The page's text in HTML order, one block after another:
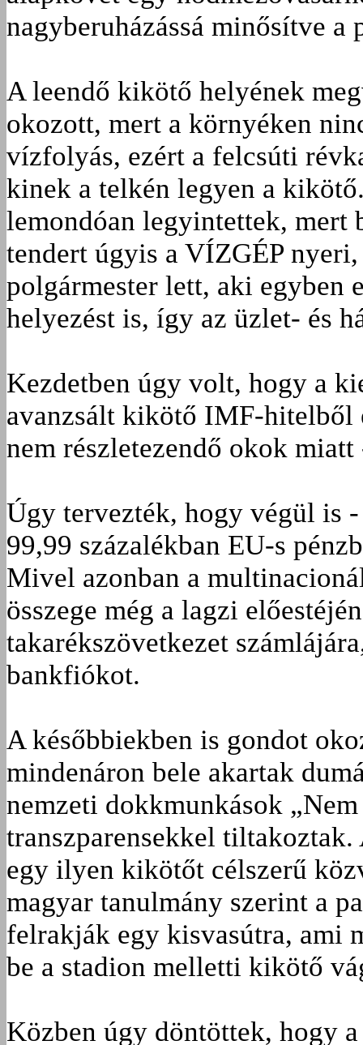
nagyberuházássá minősítve a
A leendő kikötő helyének
okozott, mert a környéken
vízfolyás, ezért a felcsúti
kinek a telkén legyen a
lemondóan legyintettek, mert
tendert úgyis a VÍZGÉP
polgármester lett, aki egyben
helyezést is, így az üzlet- és
Kezdetben úgy volt, hogy a
avanzsált kikötő IMF-hitelből
nem részletezendő okok
Úgy tervezték, hogy végül is
99,99 százalékban EU-s
Mivel azonban a
összege még a lagzi
takarékszövetkezet
bankfiókot.
A későbbiekben is gondot
mindenáron bele akartak
nemzeti dokkmunkások
transzparensekkel
egy ilyen kikötőt célszerű
magyar tanulmány szerint a
felrakják egy kisvasútra, ami
be a stadion melletti kikötő
Közben úgy döntöttek, hogy